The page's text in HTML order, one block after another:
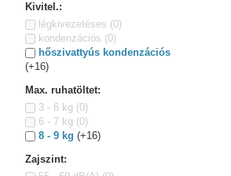
Kivitel.:
légkivezetéses (0)
kondenzációs (0)
hőszivattyús kondenzációs
(+16)
Max. ruhatöltet:
3 - 6 kg (0)
6 - 7 kg (0)
8 - 9 kg (+16)
Zajszint: